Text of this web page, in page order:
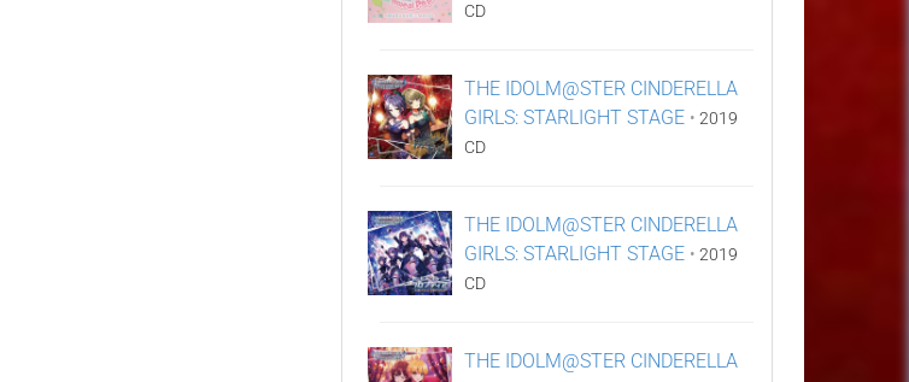
CD
THE IDOLM@STER CINDERELLA
GIRLS: STARLIGHT STAGE • 2019
CD
THE IDOLM@STER CINDERELLA
GIRLS: STARLIGHT STAGE • 2019
CD
THE IDOLM@STER CINDERELLA